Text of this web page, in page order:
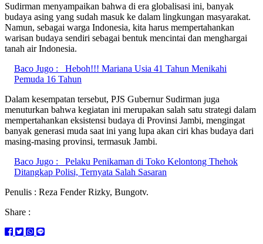
Sudirman menyampaikan bahwa di era globalisasi ini, banyak
budaya asing yang sudah masuk ke dalam lingkungan masyarakat.
Namun, sebagai warga Indonesia, kita harus mempertahankan
warisan budaya sendiri sebagai bentuk mencintai dan menghargai
tanah air Indonesia.
Baco Jugo :
Heboh!!! Mariana Usia 41 Tahun Menikahi
Pemuda 16 Tahun
Dalam kesempatan tersebut, PJS Gubernur Sudirman juga
menuturkan bahwa kegiatan ini merupakan salah satu strategi dalam
mempertahankan eksistensi budaya di Provinsi Jambi, mengingat
banyak generasi muda saat ini yang lupa akan ciri khas budaya dari
masing-masing provinsi, termasuk Jambi.
Baco Jugo :
Pelaku Penikaman di Toko Kelontong Thehok
Ditangkap Polisi, Ternyata Salah Sasaran
Penulis : Reza Fender Rizky, Bungotv.
Share :